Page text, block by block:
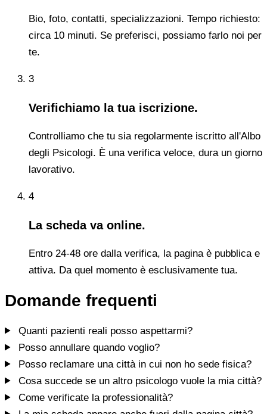
Bio, foto, contatti, specializzazioni. Tempo richiesto:
circa 10 minuti. Se preferisci, possiamo farlo noi per
te.
3
Verifichiamo la tua iscrizione.
Controlliamo che tu sia regolarmente iscritto all'Albo
degli Psicologi. È una verifica veloce, dura un giorno
lavorativo.
4
La scheda va online.
Entro 24-48 ore dalla verifica, la pagina è pubblica e
attiva. Da quel momento è esclusivamente tua.
Domande frequenti
Quanti pazienti reali posso aspettarmi?
Posso annullare quando voglio?
Posso reclamare una città in cui non ho sede fisica?
Cosa succede se un altro psicologo vuole la mia città?
Come verificate la professionalità?